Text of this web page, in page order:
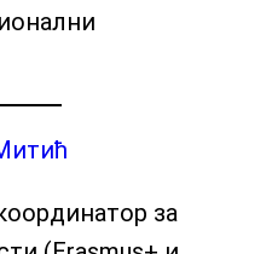
за